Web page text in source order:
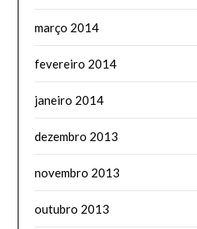
março 2014
fevereiro 2014
janeiro 2014
dezembro 2013
novembro 2013
outubro 2013